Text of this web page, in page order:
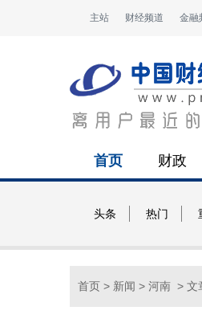
主站 财经频道 金融
首页 财政
头条 热门
首页 > 新闻 > 河南 > 文